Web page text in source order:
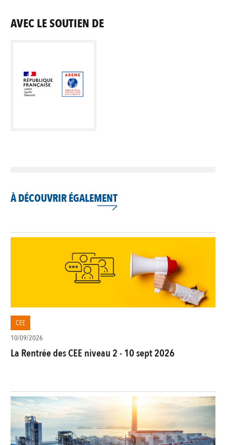
AVEC LE SOUTIEN DE
À DÉCOUVRIR ÉGALEMENT
CEE
10/09/2026
La Rentrée des CEE niveau 2 - 10 sept 2026